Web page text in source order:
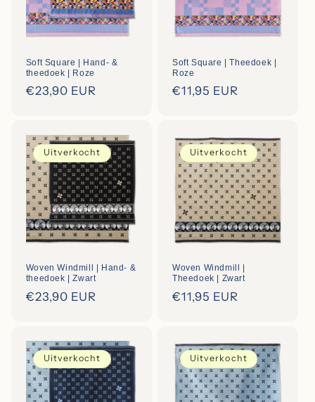
Soft Square | Hand- &
theedoek | Roze
Regular
€23,90 EUR
Soft Square | Theedoek |
Roze
Regular
€11,95 EUR
Uitverkocht
Woven Windmill | Hand- &
theedoek | Zwart
Regular
€23,90 EUR
Uitverkocht
Woven Windmill |
Theedoek | Zwart
Regular
€11,95 EUR
Uitverkocht Uitverkocht